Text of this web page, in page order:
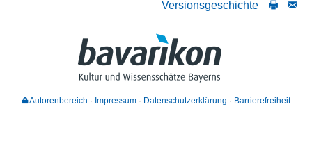
Versionsgeschichte
Autorenbereich Impressum Datenschutzerklärung Barrierefreiheit